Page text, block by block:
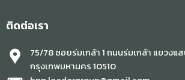
ติดต่อเรา
location_pin
75/78 ซอยร่มเกล้า 1 ถนนร่มเกล้า แขวง
กรุงเทพมหานคร 10510